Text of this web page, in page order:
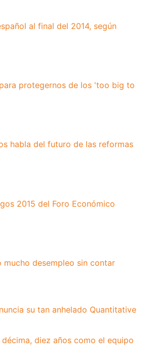
al final del 2014, según
protegernos de los 'too big to
habla del futuro de las reformas
2015 del Foro Económico
mucho desempleo sin contar
su tan anhelado Quantitative
diez años como el equipo